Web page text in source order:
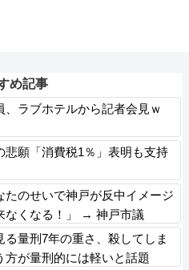
め記事
、ラブホテルから記者会見ｗ
悲願「消費税1％」表明も支持
たのせいで神戸が反中イメージ
なくなる！」 → 神戸市議
ｗｗｗｗｗｗｗｗｗｗ
る量刑7年の重さ、殺してしま
方が量刑的には軽いと話題